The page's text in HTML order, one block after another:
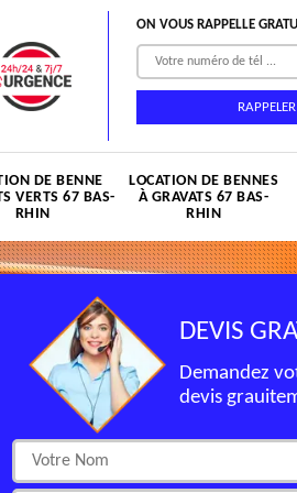
ON VOUS RAPPELLE
DE BENNE
VERTS 67 BAS-
RHIN
LOCATION DE BENNES
À GRAVATS 67 BAS-
RHIN
DEVIS
Demandez
devis